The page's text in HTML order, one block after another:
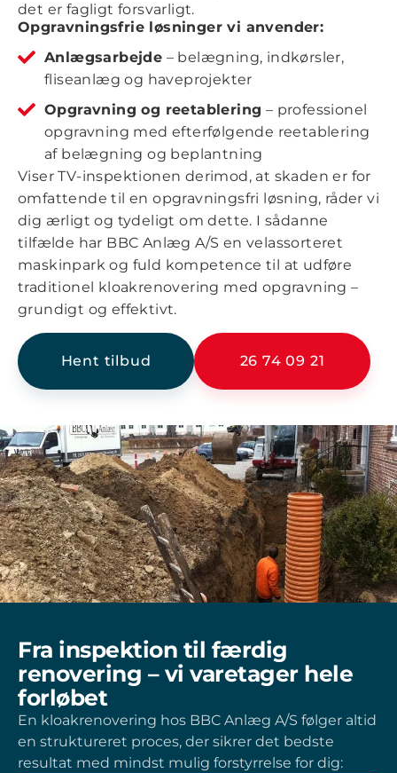
det er fagligt forsvarligt.
Opgravningsfrie løsninger vi anvender:
Anlægsarbejde – belægning, indkørsler,
fliseanlæg og haveprojekter
Opgravning og reetablering – professionel
opgravning med efterfølgende reetablering
af belægning og beplantning
Viser TV-inspektionen derimod, at skaden er for
omfattende til en opgravningsfri løsning, råder vi
dig ærligt og tydeligt om dette. I sådanne
tilfælde har BBC Anlæg A/S en velassorteret
maskinpark og fuld kompetence til at udføre
traditionel kloakrenovering med opgravning –
grundigt og effektivt.
Hent tilbud 26 74 09 21
Fra inspektion til færdig
renovering – vi varetager hele
forløbet
En kloakrenovering hos BBC Anlæg A/S følger altid
en struktureret proces, der sikrer det bedste
resultat med mindst mulig forstyrrelse for dig: